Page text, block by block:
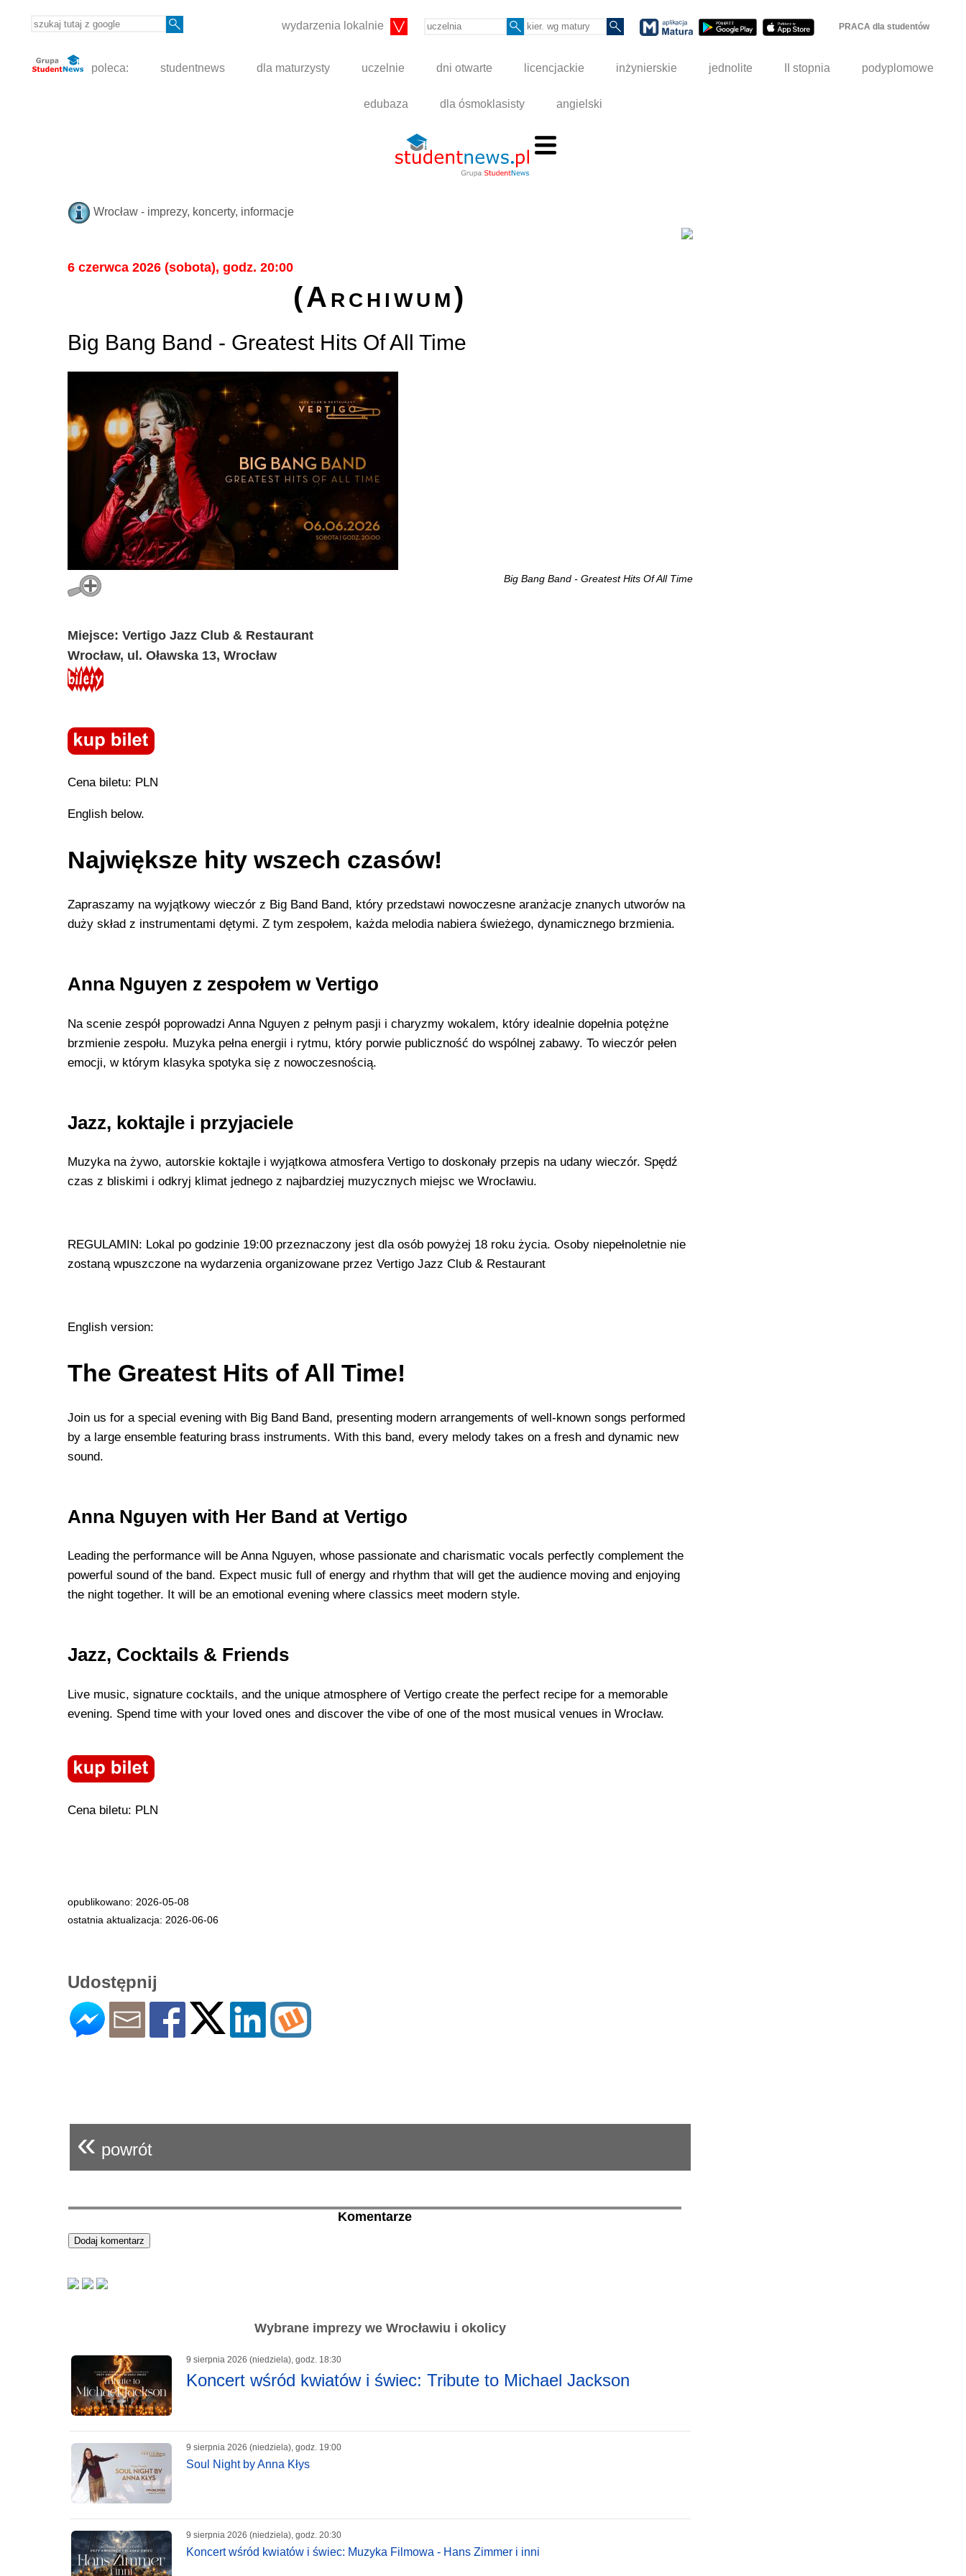
wydarzenia lokalnie PRACA dla studentów
poleca: studentnews dla maturzysty uczelnie dni otwarte licencjackie inżynierskie jednolite II stopnia podyplomowe
edubaza dla ósmoklasisty angielski
Wrocław - imprezy, koncerty, informacje
6 czerwca 2026 (sobota), godz. 20:00
(Archiwum)
Big Bang Band - Greatest Hits Of All Time
Big Bang Band - Greatest Hits Of All Time
Miejsce: Vertigo Jazz Club & Restaurant
Wrocław, ul. Oławska 13, Wrocław
Cena biletu: PLN
English below.
Największe hity wszech czasów!
Zapraszamy na wyjątkowy wieczór z Big Band Band, który przedstawi nowoczesne aranżacje znanych utworów na
duży skład z instrumentami dętymi. Z tym zespołem, każda melodia nabiera świeżego, dynamicznego brzmienia.
Anna Nguyen z zespołem w Vertigo
Na scenie zespół poprowadzi Anna Nguyen z pełnym pasji i charyzmy wokalem, który idealnie dopełnia potężne
brzmienie zespołu. Muzyka pełna energii i rytmu, który porwie publiczność do wspólnej zabawy. To wieczór pełen
emocji, w którym klasyka spotyka się z nowoczesnością.
Jazz, koktajle i przyjaciele
Muzyka na żywo, autorskie koktajle i wyjątkowa atmosfera Vertigo to doskonały przepis na udany wieczór. Spędź
czas z bliskimi i odkryj klimat jednego z najbardziej muzycznych miejsc we Wrocławiu.
REGULAMIN: Lokal po godzinie 19:00 przeznaczony jest dla osób powyżej 18 roku życia. Osoby niepełnoletnie nie
zostaną wpuszczone na wydarzenia organizowane przez Vertigo Jazz Club & Restaurant
English version:
The Greatest Hits of All Time!
Join us for a special evening with Big Band Band, presenting modern arrangements of well-known songs performed
by a large ensemble featuring brass instruments. With this band, every melody takes on a fresh and dynamic new
sound.
Anna Nguyen with Her Band at Vertigo
Leading the performance will be Anna Nguyen, whose passionate and charismatic vocals perfectly complement the
powerful sound of the band. Expect music full of energy and rhythm that will get the audience moving and enjoying
the night together. It will be an emotional evening where classics meet modern style.
Jazz, Cocktails & Friends
Live music, signature cocktails, and the unique atmosphere of Vertigo create the perfect recipe for a memorable
evening. Spend time with your loved ones and discover the vibe of one of the most musical venues in Wrocław.
Cena biletu: PLN
opublikowano: 2026-05-08
ostatnia aktualizacja: 2026-06-06
Udostępnij
« powrót
Komentarze
Wybrane imprezy we Wrocławiu i okolicy
9 sierpnia 2026 (niedziela), godz. 18:30
Koncert wśród kwiatów i świec: Tribute to Michael Jackson
9 sierpnia 2026 (niedziela), godz. 19:00
Soul Night by Anna Kłys
9 sierpnia 2026 (niedziela), godz. 20:30
Koncert wśród kwiatów i świec: Muzyka Filmowa - Hans Zimmer i inni